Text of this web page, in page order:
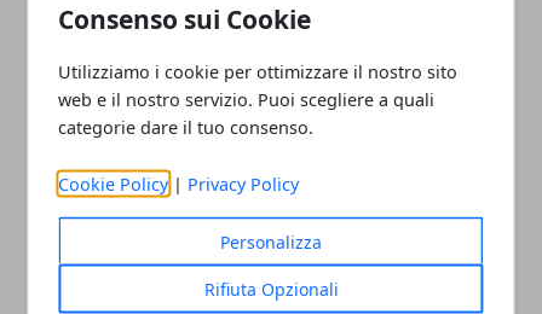
Consenso sui Cookie
Utilizziamo i cookie per ottimizzare il nostro sito
web e il nostro servizio. Puoi scegliere a quali
categorie dare il tuo consenso.
Cookie Policy | Privacy Policy
Personalizza
Rifiuta Opzionali
ARTICOLI CORRELATI